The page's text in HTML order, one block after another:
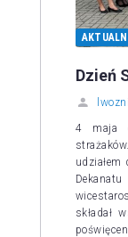
Dzień
4 maja
składał